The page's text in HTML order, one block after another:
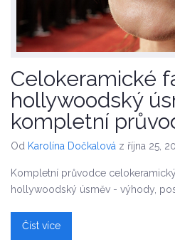
Celokeramické
hollywoodský
kompletní
Od Karolína Dočkalová z října 25,
Kompletní průvodce
hollywoodský úsměv - výhody,
Číst více